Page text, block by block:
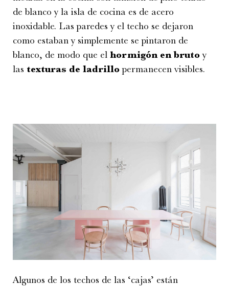
de blanco y la isla de cocina es de acero
inoxidable. Las paredes y el techo se dejaron
como estaban y simplemente se pintaron de
blanco, de modo que el hormigón en brutoy
las texturas de ladrillopermanecen visibles.
Algunos de los techos de las ‘cajas’ están